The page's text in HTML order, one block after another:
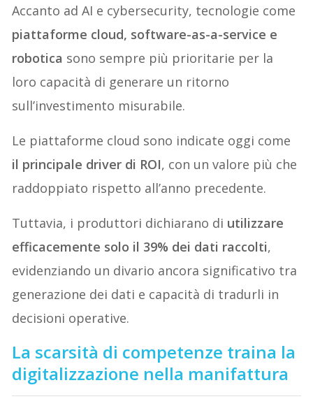
Accanto ad AI e cybersecurity, tecnologie come
piattaforme cloud, software-as-a-service e
robotica sono sempre più prioritarie per la
loro capacità di generare un ritorno
sull’investimento misurabile.
Le piattaforme cloud sono indicate oggi come
il principale driver di ROI, con un valore più che
raddoppiato rispetto all’anno precedente.
Tuttavia, i produttori dichiarano di utilizzare
efficacemente solo il 39% dei dati raccolti,
evidenziando un divario ancora significativo tra
generazione dei dati e capacità di tradurli in
decisioni operative.
La scarsità di competenze traina la
digitalizzazione nella manifattura